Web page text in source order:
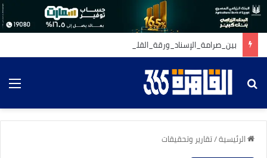
بين_صرامة_الإسناد_ورقة_القلوب
بحث عن
الرئيسية/تقارير وتحقيقات